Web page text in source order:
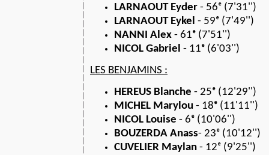
LARNAOUT Eyder - 56ᵉ (7'31'')
LARNAOUT Eykel - 59ᵉ (7'49'')
NANNI Alex - 61ᵉ (7'51'')
NICOL Gabriel - 11ᵉ (6'03'')
LES BENJAMINS :
HEREUS Blanche - 25ᵉ (12'29'')
MICHEL Marylou - 18ᵉ (11'11'')
NICOL Louise - 6ᵉ (10'06'')
BOUZERDA Anass- 23ᵉ (10'12'')
CUVELIER Maylan - 12ᵉ (9'25'')